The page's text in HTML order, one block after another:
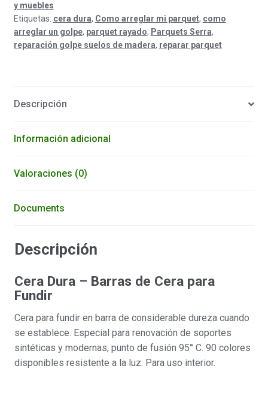
para
Fundir
cantidad
y muebles
Etiquetas: cera dura, Como arreglar mi parquet, como
arreglar un golpe, parquet rayado, Parquets Serra,
reparación golpe suelos de madera, reparar parquet
Descripción
Información adicional
Valoraciones (0)
Documents
Descripción
Cera Dura – Barras de Cera para
Fundir
Cera para fundir en barra de considerable dureza cuando
se establece. Especial para renovación de soportes
sintéticas y modernas, punto de fusión 95° C. 90 colores
disponibles resistente a la luz. Para uso interior.